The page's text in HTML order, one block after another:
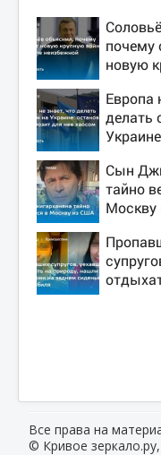
почему
новую
Европа
делать
хаосом
Сын
тайно
Все права на
© Кривое